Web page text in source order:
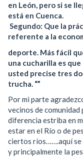
en León, pero si se
está en Cuenca.
Segundo: Que la
referente a la
deporte. Más fácil
una cucharilla es que
usted precise tres
trucha. “”
Por mi parte
vecinos de comunidad
diferencia estriba en
estar en el Río o de
ciertos ríos…….aquí se
y principalmente la